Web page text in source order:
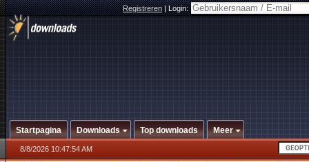
Registreren|Login:
Startpagina Downloads Top downloads Meer
8/8/2026 10:47:54 AM